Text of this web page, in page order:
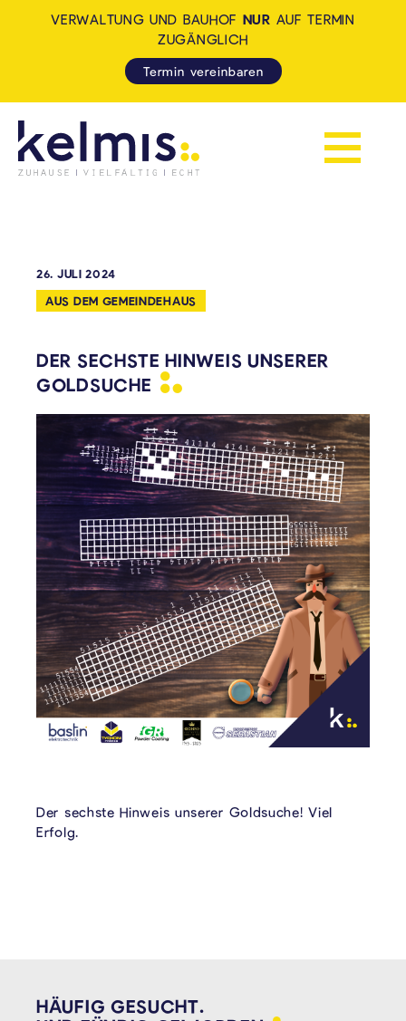
Navigation
VERWALTUNG UND BAUHOF NUR AUF TERMIN
ZUGÄNGLICH
Termin vereinbaren
26. JULI 2024
AUS DEM GEMEINDEHAUS
DER SECHSTE HINWEIS UNSERER
GOLDSUCHE
Der sechste Hinweis unserer Goldsuche! Viel
Erfolg.
HÄUFIG GESUCHT.